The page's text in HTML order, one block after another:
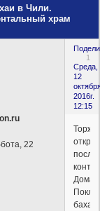
в Чили.
храм
1
Среда,
12
2016г.
12:15
22
Дома
бахаи